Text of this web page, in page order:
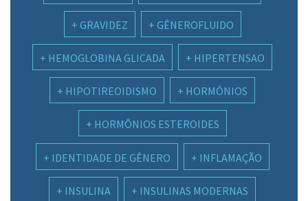
GRAVIDEZ GÊNEROFLUIDO
HEMOGLOBINA GLICADA HIPERTENSAO
HIPOTIREOIDISMO HORMÔNIOS
HORMÔNIOS ESTEROIDES
IDENTIDADE DE GÊNERO INFLAMAÇÃO
INSULINA INSULINAS MODERNAS